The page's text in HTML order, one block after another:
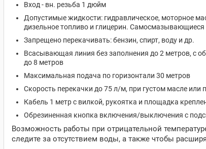
Вход - вн. резьба 1 дюйм
Допустимые жидкости: гидравлическое, моторное
дизельное топливо и глицерин.
Запрещено перекачивать: бензин, спирт, воду и др.
Всасывающая линия без заполнения до 2 метров, с
до 8 метров
Максимальная подача по горизонтали 30 метров
Скорость перекачки до 75 л/м, при густом масле
Кабель 1 метр с вилкой, рукоятка и площадка
Обрезиненная кнопка включения/выключения с
Возможность работы при отрицательной
следите за отсутствием воды, а также чтобы